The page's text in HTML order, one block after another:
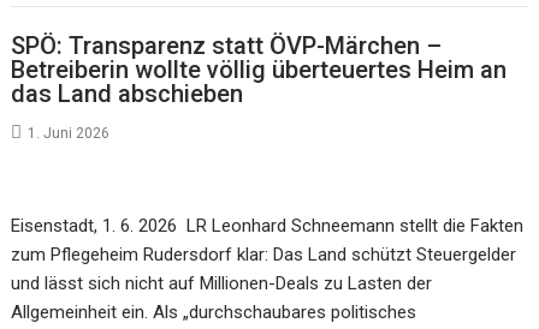
SPÖ: Transparenz statt ÖVP-Märchen –
Betreiberin wollte völlig überteuertes Heim an
das Land abschieben
1. Juni 2026
Eisenstadt, 1. 6. 2026 LR Leonhard Schneemann stellt die Fakten
zum Pflegeheim Rudersdorf klar: Das Land schützt Steuergelder
und lässt sich nicht auf Millionen-Deals zu Lasten der
Allgemeinheit ein. Als „durchschaubares politisches